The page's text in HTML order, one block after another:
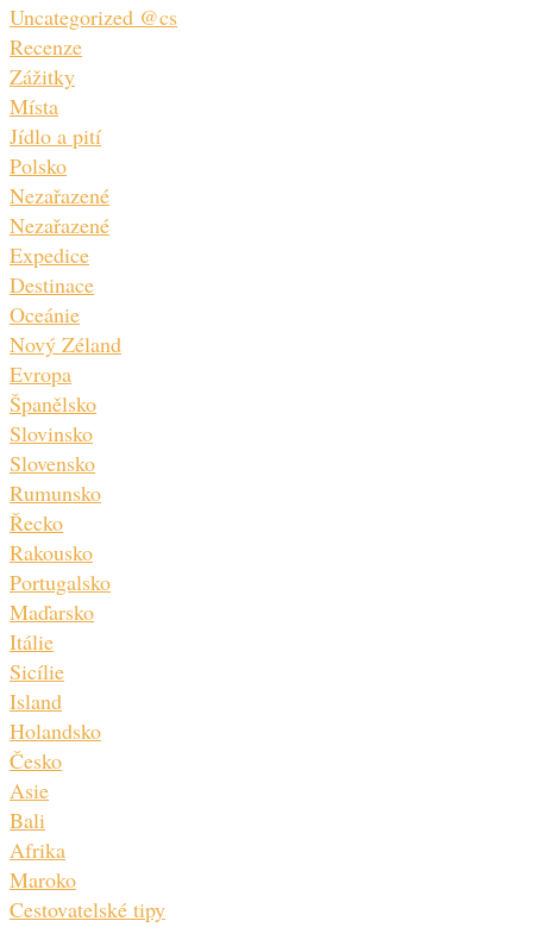
Uncategorized @cs
Recenze
Zážitky
Místa
Jídlo a pití
Polsko
Nezařazené
Nezařazené
Expedice
Destinace
Oceánie
Nový Zéland
Evropa
Španělsko
Slovinsko
Slovensko
Rumunsko
Řecko
Rakousko
Portugalsko
Maďarsko
Itálie
Sicílie
Island
Holandsko
Česko
Asie
Bali
Afrika
Maroko
Cestovatelské tipy